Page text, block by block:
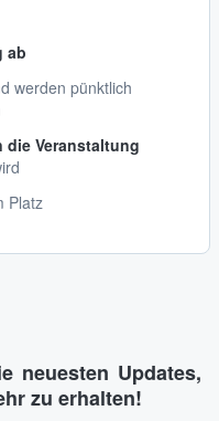
ab
werden pünktlich
die Veranstaltung
Platz
neuesten Updates,
zu erhalten!